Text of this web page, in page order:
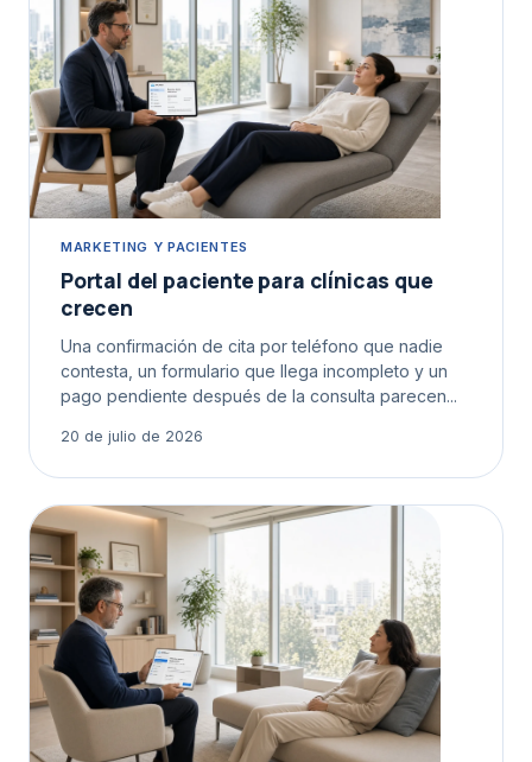
MARKETING Y PACIENTES
Portal del paciente para clínicas que
crecen
Una confirmación de cita por teléfono que nadie
contesta, un formulario que llega incompleto y un
pago pendiente después de la consulta parecen...
20 de julio de 2026